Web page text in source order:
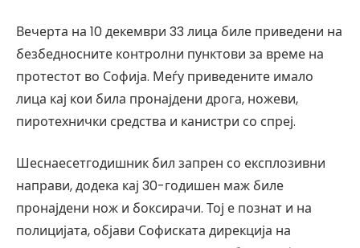
Вечерта на 10 декември 33 лица биле приведени на
безбедносните контролни пунктови за време на
протестот во Софија. Меѓу приведените имало
лица кај кои била пронајдени дрога, ножеви,
пиротехнички средства и канистри со спреј.
Шеснаесетгодишник бил запрен со експлозивни
направи, додека кај 30-годишен маж биле
пронајдени нож и боксирачи. Тој е познат и на
полицијата, објави Софиската дирекција на